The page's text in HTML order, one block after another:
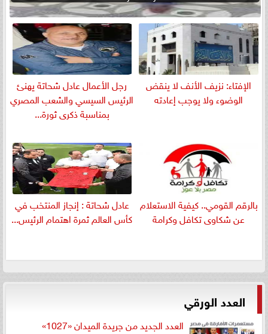
الإفتاء: نزيف الأنف لا ينقض
الوضوء ولا يوجب إعادته
رجل الأعمال عادل شحاتة يهنئ
الرئيس السيسي والشعب المصري
بمناسبة ذكرى ثورة...
بالرقم القومي.. كيفية الاستعلام
عن شكاوى تكافل وكرامة
عادل شحاتة : إنجاز المنتخب في
كأس العالم ثمرة اهتمام الرئيس...
العدد الورقي
العدد الجديد من جريدة الميدان «1027»